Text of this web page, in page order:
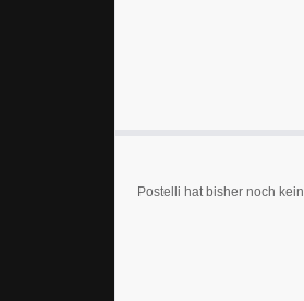
Postelli hat bisher noch kein